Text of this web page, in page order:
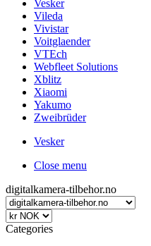
Vesker
Vileda
Vivistar
Voitglaender
VTEch
Webfleet Solutions
Xblitz
Xiaomi
Yakumo
Zweibrüder
Vesker
Close menu
digitalkamera-tilbehor.no
Categories